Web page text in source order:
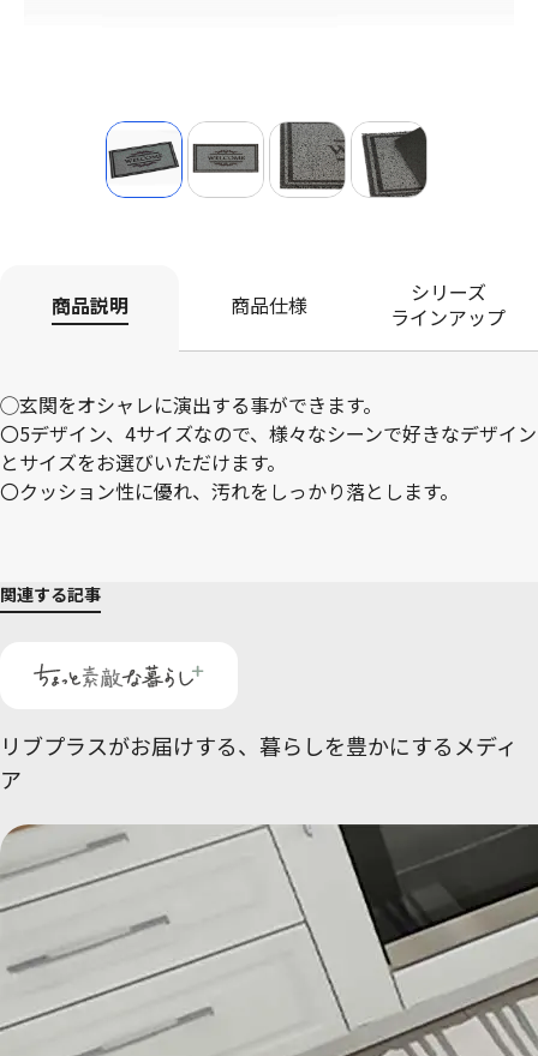
商品説明 商品仕様
シリーズ
ラインアップ
◯玄関をオシャレに演出する事ができます。
〇5デザイン、4サイズなので、様々なシーンで好きなデザイン
とサイズをお選びいただけます。
〇クッション性に優れ、汚れをしっかり落とします。
関連する記事
リブプラスがお届けする、 暮らしを豊かにするメディ
ア